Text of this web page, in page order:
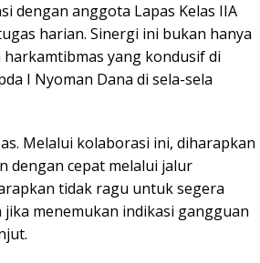
dengan anggota Lapas Kelas IIA
harian. Sinergi ini bukan hanya
yang kondusif di
I Nyoman Dana di sela-sela
Melalui kolaborasi ini, diharapkan
dengan cepat melalui jalur
tidak ragu untuk segera
menemukan indikasi gangguan